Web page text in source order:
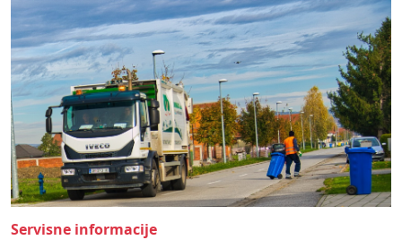
Servisne informacije